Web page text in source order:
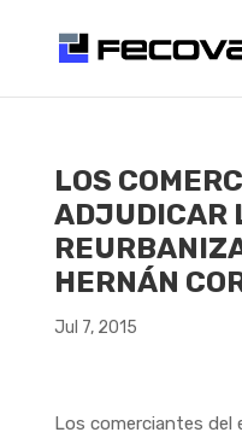
LOS
ADJUDICAR
HERNÁN
Jul 7, 2015
Los comerciantes del